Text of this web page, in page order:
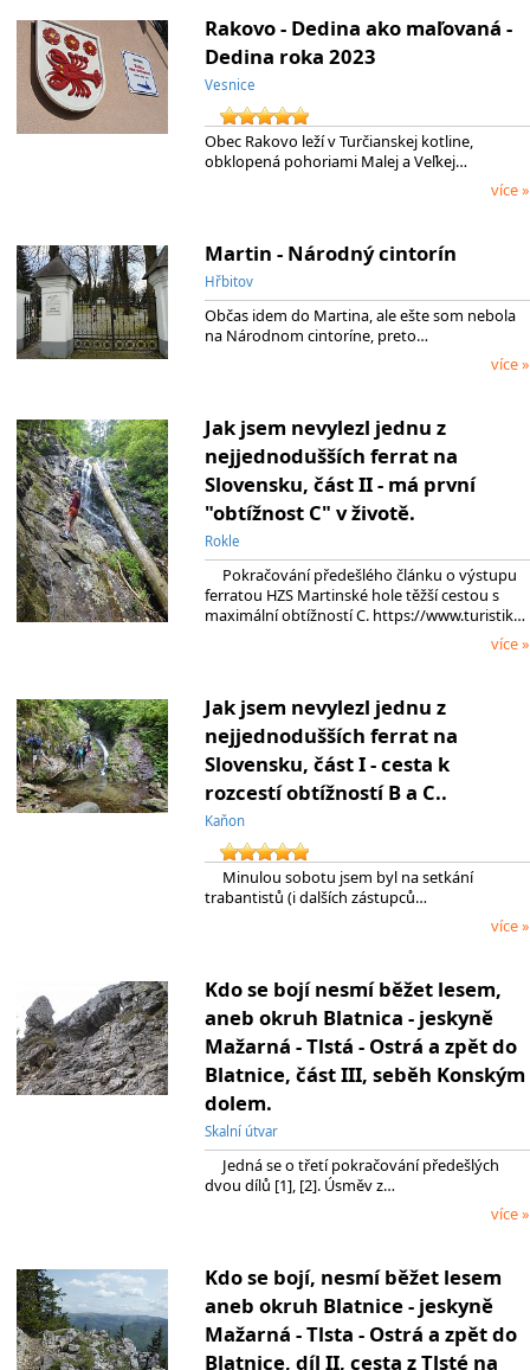
Rakovo - Dedina ako maľovaná -
Dedina roka 2023
Vesnice
Obec Rakovo leží v Turčianskej kotline,
obklopená pohoriami Malej a Veľkej…
více »
Martin - Národný cintorín
Hřbitov
Občas idem do Martina, ale ešte som nebola
na Národnom cintoríne, preto…
více »
Jak jsem nevylezl jednu z
nejjednodušších ferrat na
Slovensku, část II - má první
"obtížnost C" v životě.
Rokle
Pokračování předešlého článku o výstupu
ferratou HZS Martinské hole těžší cestou s
maximální obtížností C. https://www.turistik…
více »
Jak jsem nevylezl jednu z
nejjednodušších ferrat na
Slovensku, část I - cesta k
rozcestí obtížností B a C..
Kaňon
Minulou sobotu jsem byl na setkání
trabantistů (i dalších zástupců…
více »
Kdo se bojí nesmí běžet lesem,
aneb okruh Blatnica - jeskyně
Mažarná - Tlstá - Ostrá a zpět do
Blatnice, část III, seběh Konským
dolem.
Skalní útvar
Jedná se o třetí pokračování předešlých
dvou dílů [1], [2]. Úsměv z…
více »
Kdo se bojí, nesmí běžet lesem
aneb okruh Blatnice - jeskyně
Mažarná - Tlsta - Ostrá a zpět do
Blatnice, díl II, cesta z Tlsté na